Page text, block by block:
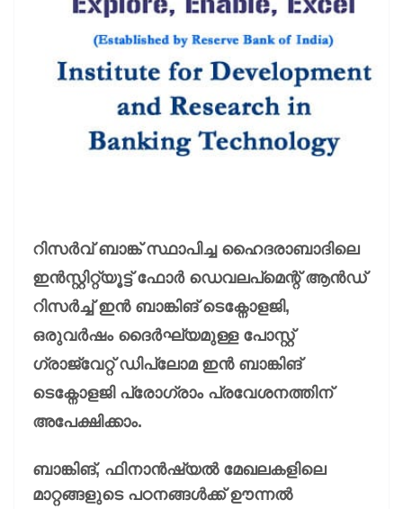
റിസർവ് ബാങ്ക് സ്ഥാപിച്ച ഹൈദരാബാദിലെ
ഇൻസ്റ്റിറ്റ്യൂട്ട് ഫോർ ഡെവലപ്മെന്റ് ആൻഡ്
റിസർച്ച് ഇൻ ബാങ്കിങ് ടെക്നോളജി,
ഒരുവർഷം ദൈർഘ്യമുള്ള പോസ്റ്റ്
ഗ്രാജ്വേറ്റ് ഡിപ്ലോമ ഇൻ ബാങ്കിങ്
ടെക്നോളജി പ്രോഗ്രാം പ്രവേശനത്തിന്
അപേക്ഷിക്കാം.
ബാങ്കിങ്, ഫിനാൻഷ്യൽ മേഖലകളിലെ
മാറ്റങ്ങളുടെ പഠനങ്ങൾക്ക് ഊന്നൽ